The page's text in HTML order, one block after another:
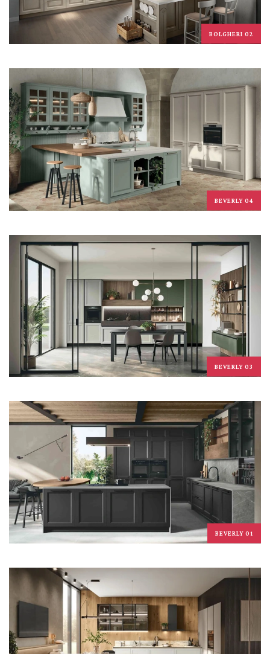
BOLGHERI 02
BEVERLY 04
BEVERLY 03
BEVERLY 01